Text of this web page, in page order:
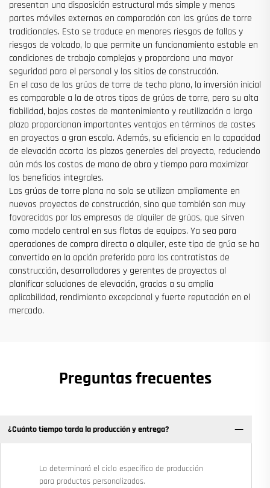
presentan una disposición estructural más simple y menos
partes móviles externas en comparación con las grúas de torre
tradicionales. Esto se traduce en menores riesgos de fallas y
riesgos de volcado, lo que permite un funcionamiento estable en
condiciones de trabajo complejas y proporciona una mayor
seguridad para el personal y los sitios de construcción.
En el caso de las grúas de torre de techo plano, la inversión inicial
es comparable a la de otros tipos de grúas de torre, pero su alta
fiabilidad, bajos costes de mantenimiento y reutilización a largo
plazo proporcionan importantes ventajas en términos de costes
en proyectos a gran escala. Además, su eficiencia en la capacidad
de elevación acorta los plazos generales del proyecto, reduciendo
aún más los costos de mano de obra y tiempo para maximizar
los beneficios integrales.
Las grúas de torre plana no solo se utilizan ampliamente en
nuevos proyectos de construcción, sino que también son muy
favorecidas por las empresas de alquiler de grúas, que sirven
como modelo central en sus flotas de equipos. Ya sea para
operaciones de compra directa o alquiler, este tipo de grúa se ha
convertido en la opción preferida para los contratistas de
construcción, desarrolladores y gerentes de proyectos al
planificar soluciones de elevación, gracias a su amplia
aplicabilidad, rendimiento excepcional y fuerte reputación en el
mercado.
Preguntas frecuentes
¿Cuánto tiempo tarda la producción y entrega?
Lo determinará el ciclo específico de producción
para productos personalizados.